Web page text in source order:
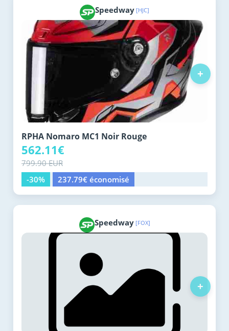
Speedway [HJC]
RPHA Nomaro MC1 Noir Rouge
562.11€
799.90 EUR
-30%
237.79€ économisé
+
Speedway [FOX]
+